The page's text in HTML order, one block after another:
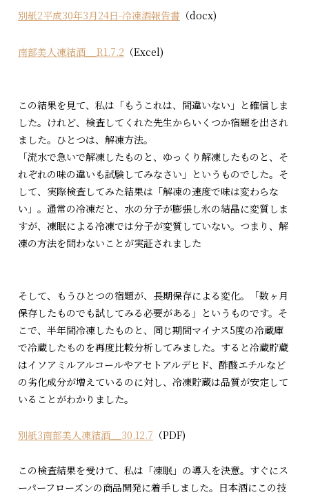
別紙2平成30年3月24日-冷凍酒報告書 （docx)
南部美人凍結酒__R1.7.2 （Excel)
この結果を見て、私は「もうこれは、間違いない」と確信しま
した。けれど、検査してくれた先生からいくつか宿題を出され
ました。ひとつは、解凍方法。
「流水で急いで解凍したものと、ゆっくり解凍したものと、そ
れぞれの味の違いも試験してみなさい」というものでした。そ
して、実際検査してみた結果は「解凍の速度で味は変わらな
い」。通常の冷凍だと、水の分子が膨張し氷の結晶に変質しま
すが、凍眠による冷凍では分子が変質していない。つまり、解
凍の方法を問わないことが実証されました
そして、もうひとつの宿題が、長期保存による変化。「数ヶ月
保存したものでも試してみる必要がある」というものです。そ
こで、半年間冷凍したものと、同じ期間マイナス5度の冷蔵庫
で冷蔵したものを再度比較分析してみました。すると冷蔵貯蔵
はイソアミルアルコールやアセトアルデヒド、酢酸エチルなど
の劣化成分が増えているのに対し、冷凍貯蔵は品質が安定して
いることがわかりました。
別紙3南部美人凍結酒__30.12.7 （PDF)
この検査結果を受けて、私は「凍眠」の導入を決意。すぐにス
ーパーフローズンの商品開発に着手しました。日本酒にこの技